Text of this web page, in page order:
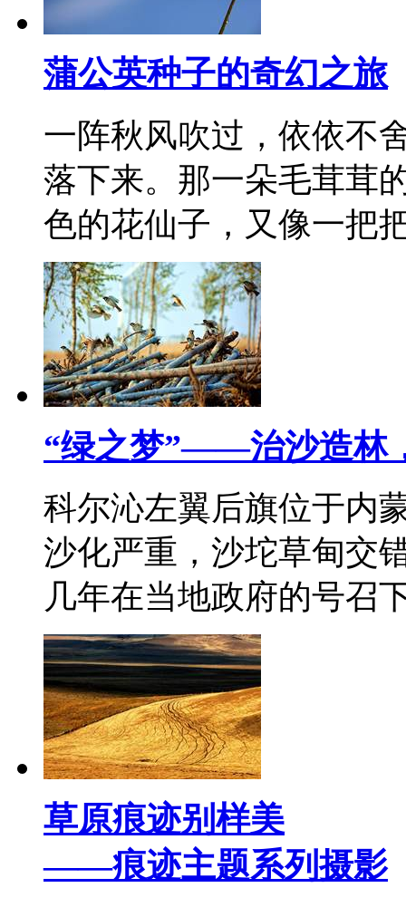
蒲公英种子的奇幻之旅
一阵秋风吹过，依依不
落下来。那一朵毛茸茸
色的花仙子，又像一
“绿之梦”——治沙造林
科尔沁左翼后旗位于内
沙化严重，沙坨草甸交
几年在当地政府的号
草原痕迹别样美
——痕迹主题系列摄影